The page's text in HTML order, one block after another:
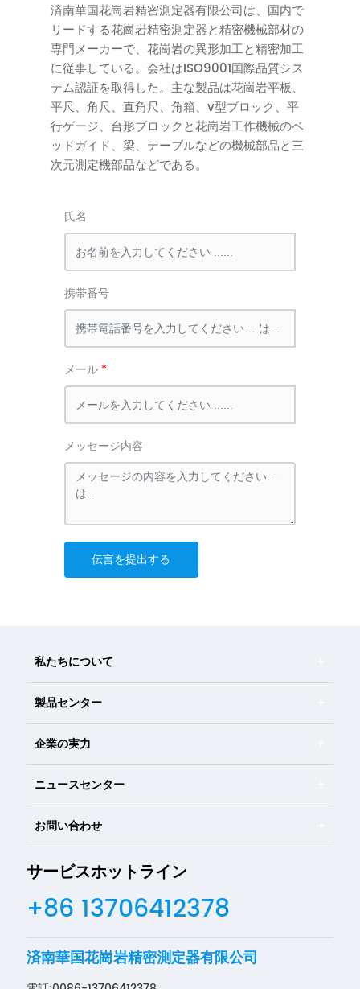
済南華国花崗岩精密測定器有限公司は、国内で
リードする花崗岩精密測定器と精密機械部材の
専門メーカーで、花崗岩の異形加工と精密加工
に従事している。会社はISO9001国際品質シス
テム認証を取得した。主な製品は花崗岩平板、
平尺、角尺、直角尺、角箱、v型ブロック、平
行ゲージ、台形ブロックと花崗岩工作機械のベ
ッドガイド、梁、テーブルなどの機械部品と三
次元測定機部品などである。
氏名
携帯番号
メール
メッセージ内容
伝言を提出する
私たちについて
製品センター
企業の実力
ニュースセンター
お問い合わせ
サービスホットライン
+86 13706412378
済南華国花崗岩精密測定器有限公司